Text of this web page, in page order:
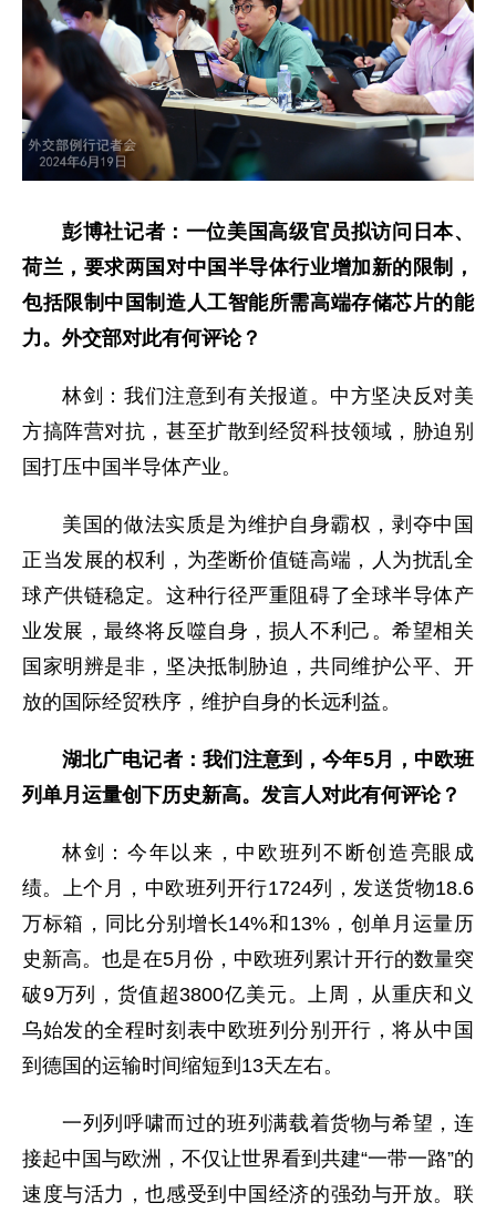
彭博社记者：一位美国高级官员拟访问日本、
荷兰，要求两国对中国半导体行业增加新的限制，
包括限制中国制造人工智能所需高端存储芯片的能
力。外交部对此有何评论？
林剑：我们注意到有关报道。中方坚决反对美
方搞阵营对抗，甚至扩散到经贸科技领域，胁迫别
国打压中国半导体产业。
美国的做法实质是为维护自身霸权，剥夺中国
正当发展的权利，为垄断价值链高端，人为扰乱全
球产供链稳定。这种行径严重阻碍了全球半导体产
业发展，最终将反噬自身，损人不利己。希望相关
国家明辨是非，坚决抵制胁迫，共同维护公平、开
放的国际经贸秩序，维护自身的长远利益。
湖北广电记者：我们注意到，今年5月，中欧班
列单月运量创下历史新高。发言人对此有何评论？
林剑：今年以来，中欧班列不断创造亮眼成
绩。上个月，中欧班列开行1724列，发送货物18.6
万标箱，同比分别增长14%和13%，创单月运量历
史新高。也是在5月份，中欧班列累计开行的数量突
破9万列，货值超3800亿美元。上周，从重庆和义
乌始发的全程时刻表中欧班列分别开行，将从中国
到德国的运输时间缩短到13天左右。
一列列呼啸而过的班列满载着货物与希望，连
接起中国与欧洲，不仅让世界看到共建“一带一路”的
速度与活力，也感受到中国经济的强劲与开放。联